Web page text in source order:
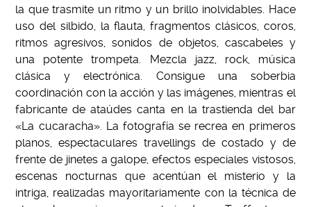
la que trasmite un ritmo y un brillo inolvidables. Hace
uso del silbido, la flauta, fragmentos clásicos, coros,
ritmos agresivos, sonidos de objetos, cascabeles y
una potente trompeta. Mezcla jazz, rock, música
clásica y electrónica. Consigue una soberbia
coordinación con la acción y las imágenes, mientras el
fabricante de ataúdes canta en la trastienda del bar
«La cucaracha». La fotografía se recrea en primeros
planos, espectaculares travellings de costado y de
frente de jinetes a galope, efectos especiales vistosos,
escenas nocturnas que acentúan el misterio y la
intriga, realizadas mayoritariamente con la técnica de